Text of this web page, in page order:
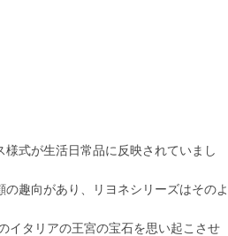
式が生活日常品に反映されていまし
趣向があり、リヨネシリーズはそのよ
イタリアの王宮の宝石を思い起こさせ